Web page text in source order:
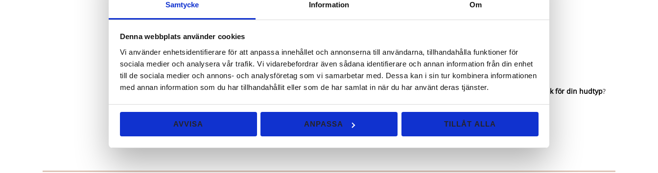
Samtycke Information Om
Denna webbplats använder cookies
Vi använder enhetsidentifierare för att anpassa innehållet och annonserna till användarna, tillhandahålla funktioner för
sociala medier och analysera vår trafik. Vi vidarebefordrar även sådana identifierare och annan information från din enhet
till de sociala medier och annons- och analysföretag som vi samarbetar med. Dessa kan i sin tur kombinera informationen
med annan information som du har tillhandahållit eller som de har samlat in när du har använt deras tjänster.
AVVISA ANPASSA TILLÅT ALLA
Kännas lätta och bekväma på huden
Behöver du hjälp att välja rätt mineralsmink?
Har du frågor eller vill ha personlig rådgivning kring mineralsmink för din hudtyp?
Tveka inte att kontakta oss – vi svarar oftast samma dag.